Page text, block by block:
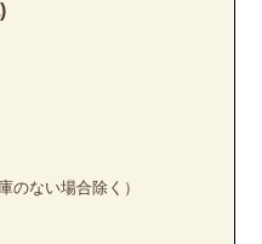
のない場合除く）